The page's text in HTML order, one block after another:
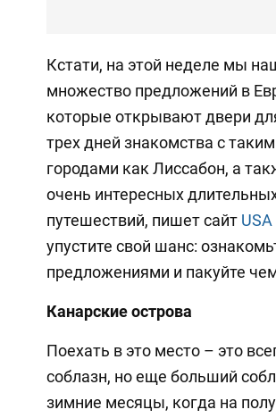
Кстати, на этой неделе мы
множество предложений в
которые открывают двери
трех дней знакомства с
городами как Лиссабон, а
очень интересных
путешествий, пишет сайт
упустите свой шанс:
предложениями и пакуйте
Канарские острова
Поехать в это место – это
соблазн, но еще больший
зимние месяцы, когда на